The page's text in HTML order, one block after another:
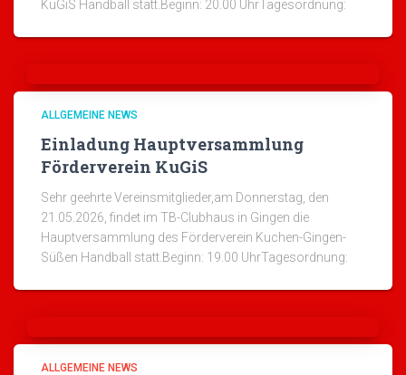
KuGiS Handball statt.Beginn: 20.00 UhrTagesordnung:
ALLGEMEINE NEWS
Einladung Hauptversammlung
Förderverein KuGiS
Sehr geehrte Vereinsmitglieder,am Donnerstag, den
21.05.2026, findet im TB-Clubhaus in Gingen die
Hauptversammlung des Förderverein Kuchen-Gingen-
Süßen Handball statt.Beginn: 19.00 UhrTagesordnung:
ALLGEMEINE NEWS